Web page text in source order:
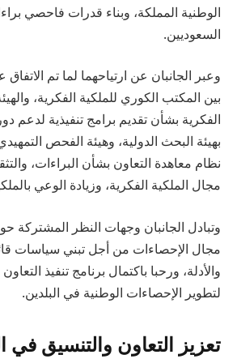
الوطنية المملكة، وبناء قدرات فاحصي
السعوديين.
وعبر الجانبان عن ارتياحهما لما تم الاتفاق
بين المكتب الكوري للملكية الفكرية،
الفكرية بشأن تقديم برامج تنفيذية لدعم
بهيئة البحث الدولية، وهيئة الفحص
نظام معاهدة التعاون بشأن البراءات،
مجال الملكية الفكرية، وزيادة الوعي
وتبادل الجانبان وجهات النظر المشتركة
مجال الإحصاءات من أجل تبني سياسات
والأدلة، ورحبا باكتمال برنامج تنفيذ
لتطوير الإحصاءات الوطنية في البلدين.
تعزيز التعاون والتنسيق في